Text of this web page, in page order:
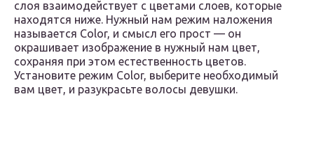
слоя взаимодействует с цветами слоев, которые
находятся ниже. Нужный нам режим наложения
называется Color, и смысл его прост — он
окрашивает изображение в нужный нам цвет,
сохраняя при этом естественность цветов.
Установите режим Color, выберите необходимый
вам цвет, и разукрасьте волосы девушки.